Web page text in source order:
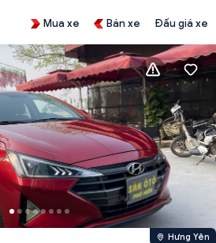
Mua xe Bán xe Đấu giá xe
Hưng Yên